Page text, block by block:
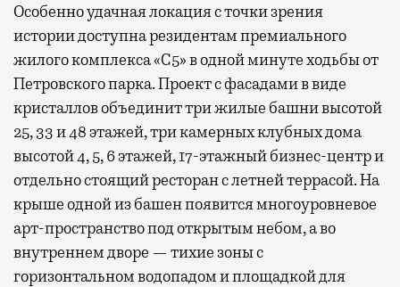
Особенно удачная локация с точки зрения
истории доступна резидентам премиального
жилого комплекса «С5»в одной минуте ходьбы от
Петровского парка. Проект с фасадами в виде
кристаллов объединит три жилые башни высотой
25, 33 и 48 этажей, три камерных клубных дома
высотой 4, 5, 6 этажей, 17-этажный бизнес-центр и
отдельно стоящий ресторан с летней террасой. На
крыше одной из башен появится многоуровневое
арт-пространство под открытым небом, а во
внутреннем дворе — тихие зоны с
горизонтальном водопадом и площадкой для